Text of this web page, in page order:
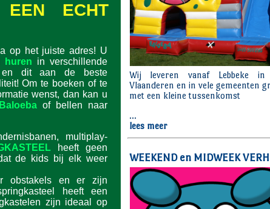
EEN ECHT
op het juiste adres! U
huren in verschillende
en dit aan de beste
Om te boeken of te
wenst, dan kan u
of bellen naar
multiplay-
heeft geen
de kids bij elk weer
obstakels en er zijn
heeft een
zijn ideaal op